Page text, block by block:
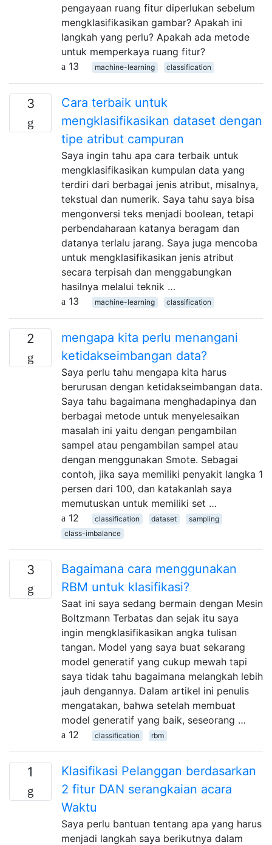
pengayaan ruang fitur diperlukan sebelum
mengklasifikasikan gambar? Apakah ini
langkah yang perlu? Apakah ada metode
untuk memperkaya ruang fitur?
13
machine-learning classification
3
Cara terbaik untuk
mengklasifikasikan dataset dengan
tipe atribut campuran
Saya ingin tahu apa cara terbaik untuk
mengklasifikasikan kumpulan data yang
terdiri dari berbagai jenis atribut, misalnya,
tekstual dan numerik. Saya tahu saya bisa
mengonversi teks menjadi boolean, tetapi
perbendaharaan katanya beragam dan
datanya terlalu jarang. Saya juga mencoba
untuk mengklasifikasikan jenis atribut
secara terpisah dan menggabungkan
hasilnya melalui teknik …
13
machine-learning classification
2
mengapa kita perlu menangani
ketidakseimbangan data?
Saya perlu tahu mengapa kita harus
berurusan dengan ketidakseimbangan data.
Saya tahu bagaimana menghadapinya dan
berbagai metode untuk menyelesaikan
masalah ini yaitu dengan pengambilan
sampel atau pengambilan sampel atau
dengan menggunakan Smote. Sebagai
contoh, jika saya memiliki penyakit langka 1
persen dari 100, dan katakanlah saya
memutuskan untuk memiliki set …
12
classification dataset
sampling
class-imbalance
3
Bagaimana cara menggunakan
RBM untuk klasifikasi?
Saat ini saya sedang bermain dengan Mesin
Boltzmann Terbatas dan sejak itu saya
ingin mengklasifikasikan angka tulisan
tangan. Model yang saya buat sekarang
model generatif yang cukup mewah tapi
saya tidak tahu bagaimana melangkah lebih
jauh dengannya. Dalam artikel ini penulis
mengatakan, bahwa setelah membuat
model generatif yang baik, seseorang …
12
classification rbm
1
Klasifikasi Pelanggan berdasarkan
2 fitur DAN serangkaian acara
Waktu
Saya perlu bantuan tentang apa yang harus
menjadi langkah saya berikutnya dalam